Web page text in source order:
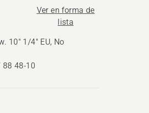
Ver en forma de
lista
10" 1/4" EU, No
48‑10